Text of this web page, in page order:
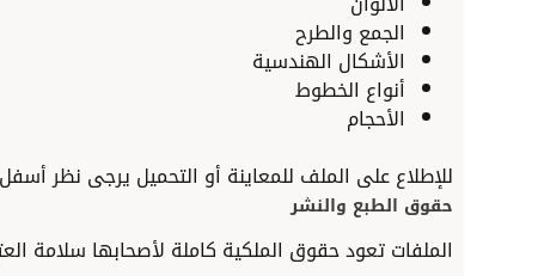
الجمع والطرح
الأشكال الهندسية
أنواع الخطوط
الأحجام
للإطلاع على الملف للمعاينة أو التحميل يرجى نظر أسفل المقال.
حقوق الطبع والنشر
الملفات تعود حقوق الملكية كاملة لأصحابها سلامة العتيبي